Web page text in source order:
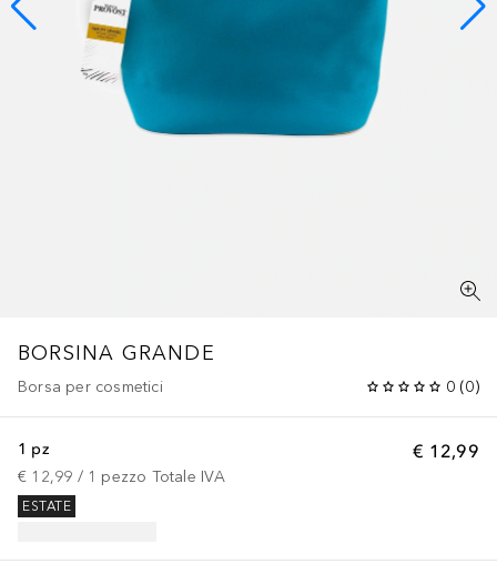
BORSINA GRANDE
Borsa per cosmetici 0 (0)
€ 12,99
1 pz
€ 12,99 / 1 pezzo Totale IVA
ESTATE